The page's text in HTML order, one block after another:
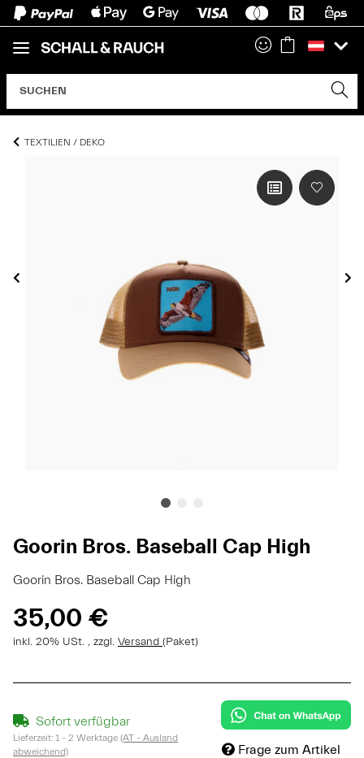
TEXTILIEN / DEKO
Goorin Bros. Baseball Cap High
Goorin Bros. Baseball Cap High
35,00 €
inkl. 20% USt. , zzgl. Versand (Paket)
Sofort verfügbar
Lieferzeit: 1 - 2 Werktage (AT - Ausland
abweichend)
Frage zum Artikel